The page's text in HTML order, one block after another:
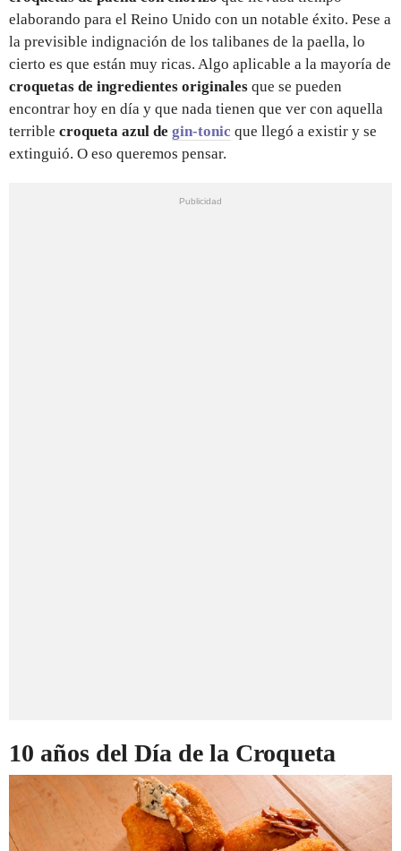
elaborando para el Reino Unido con un notable éxito. Pese a
la previsible indignación de los talibanes de la paella, lo
cierto es que están muy ricas. Algo aplicable a la mayoría de
croquetas de ingredientes originales que se pueden
encontrar hoy en día y que nada tienen que ver con aquella
terrible croqueta azul de gin-tonic que llegó a existir y se
extinguió. O eso queremos pensar.
10 años del Día de la Croqueta